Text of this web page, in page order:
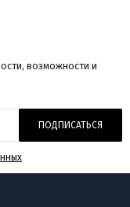
возможности и
ПОДПИСАТЬСЯ